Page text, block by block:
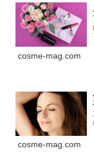
cosme-mag.com
cosme-mag.com